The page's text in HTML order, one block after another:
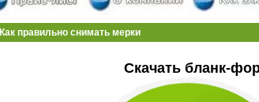
Как правильно снимать мерки
Скачать бланк-